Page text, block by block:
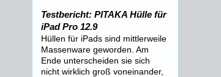
Testbericht: PITAKA Hülle für
iPad Pro 12.9
Hüllen für iPads sind mittlerweile
Massenware geworden. Am
Ende unterscheiden sie sich
nicht wirklich groß voneinander,